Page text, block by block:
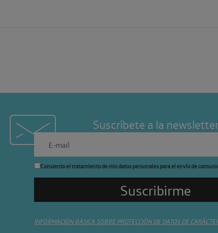
Suscríbete a la
Consiento el tratamiento de mis datos personales para el envío de
INFORMACIÓN BÁSICA SOBRE PROTECCIÓN DE DATOS DE